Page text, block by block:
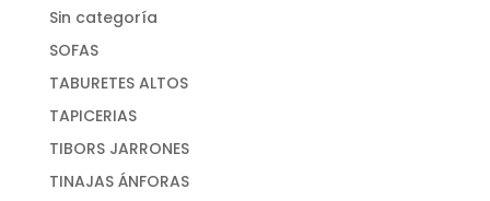
Sin categoría
SOFAS
TABURETES ALTOS
TAPICERIAS
TIBORS JARRONES
TINAJAS ÁNFORAS